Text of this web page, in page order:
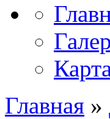
Главная »